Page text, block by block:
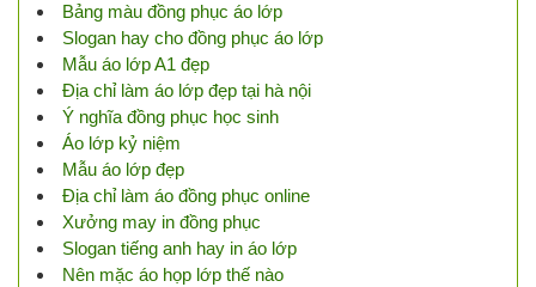
Bảng màu đồng phục áo lớp
Slogan hay cho đồng phục áo lớp
Mẫu áo lớp A1 đẹp
Địa chỉ làm áo lớp đẹp tại hà nội
Ý nghĩa đồng phục học sinh
Áo lớp kỷ niệm
Mẫu áo lớp đẹp
Địa chỉ làm áo đồng phục online
Xưởng may in đồng phục
Slogan tiếng anh hay in áo lớp
Nên mặc áo họp lớp thế nào